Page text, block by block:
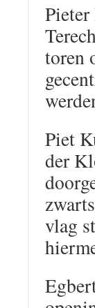
toren
Piet
der
vlag